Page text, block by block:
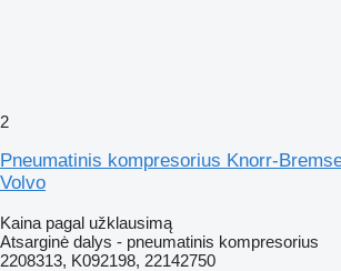
2
Pneumatinis kompresorius Knorr-
Volvo
Kaina pagal užklausimą
Atsarginė dalys - pneumatinis kompresorius
2208313, K092198, 22142750